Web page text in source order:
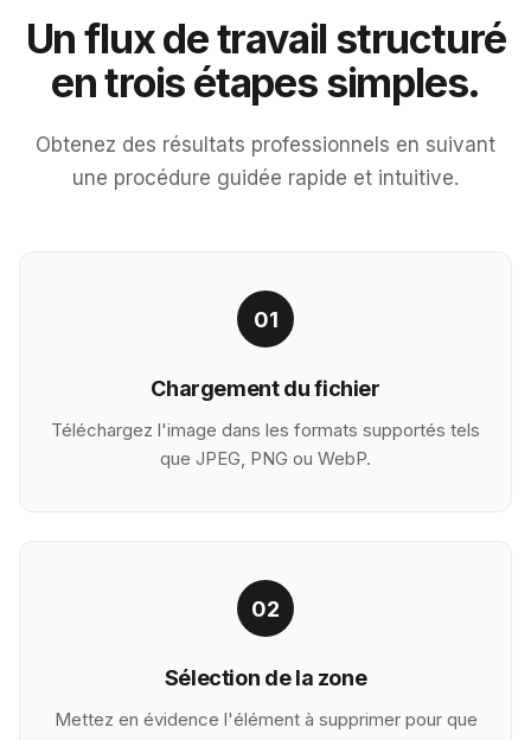
Un flux de travail structuré
en trois étapes simples.
Obtenez des résultats professionnels en suivant
une procédure guidée rapide et intuitive.
01
Chargement du fichier
Téléchargez l'image dans les formats supportés tels
que JPEG, PNG ou WebP.
02
Sélection de la zone
Mettez en évidence l'élément à supprimer pour que